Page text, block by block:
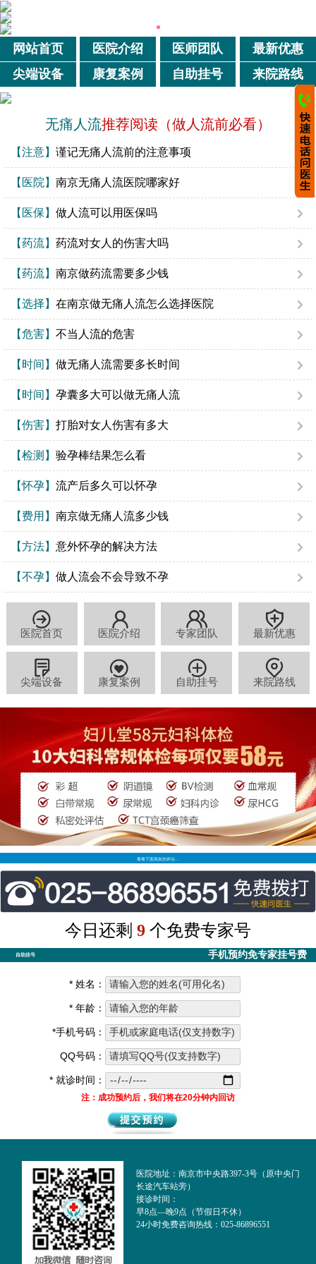
网站首页 医院介绍 医师团队
最新优惠
尖端设备
康复案例 自助挂号 来院路线
无痛人流推荐阅读（做人流前必看）
【注意】 谨记无痛人流前的注意事项
【医院】 南京无痛人流医院哪家好
【医保】 做人流可以用医保吗
【药流】 药流对女人的伤害大吗
【药流】 南京做药流需要多少钱
【选择】 在南京做无痛人流怎么选择医院
【危害】 不当人流的危害
【时间】 做无痛人流需要多长时间
【时间】 孕囊多大可以做无痛人流
【伤害】 打胎对女人伤害有多大
【检测】 验孕棒结果怎么看
【怀孕】 流产后多久可以怀孕
【费用】 南京做无痛人流多少钱
【方法】 意外怀孕的解决方法
【不孕】 做人流会不会导致不孕
医院首页 医院介绍 专家团队 最新优惠
尖端设备 康复案例 自助挂号 来院路线
看看下面病友的评论…
今日还剩 9 个免费专家号
自助挂号 手机预约免专家挂号费
* 姓名：
* 年龄：
*手机号码：
QQ号码：
* 就诊时间：
注：成功预约后，我们将在20分钟内回访
医院地址：南京市中央路397-3号（原中央门
长途汽车站旁）
接诊时间：
早8点—晚9点（节假日不休）
24小时免费咨询热线：025-86896551